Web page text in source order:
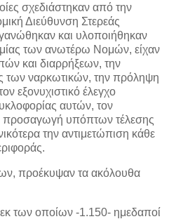
σχεδιάστηκαν από την
Διεύθυνση Στερεάς
και υλοποιήθηκαν
των ανωτέρω Νομών, είχαν
και διαρρήξεων, την
των ναρκωτικών, την πρόληψη
εξονυχιστικό έλεγχο
αυτών, τον
προσαγωγή υπόπτων τέλεσης
την αντιμετώπιση κάθε
προέκυψαν τα ακόλουθα
των οποίων -1.150- ημεδαποί